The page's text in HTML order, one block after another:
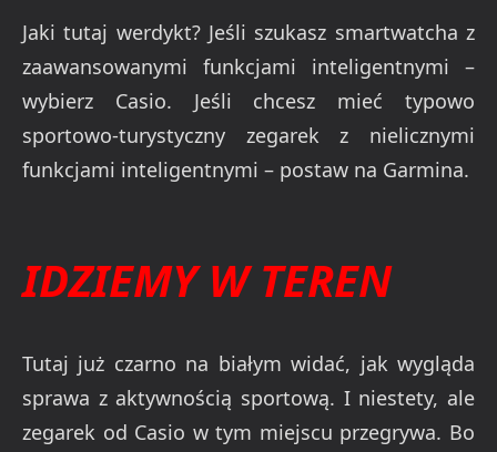
Jaki tutaj werdykt? Jeśli szukasz smartwatcha z
zaawansowanymi funkcjami inteligentnymi –
wybierz Casio. Jeśli chcesz mieć typowo
sportowo-turystyczny zegarek z nielicznymi
funkcjami inteligentnymi – postaw na Garmina.
IDZIEMY W TEREN
Tutaj już czarno na białym widać, jak wygląda
sprawa z aktywnością sportową. I niestety, ale
zegarek od Casio w tym miejscu przegrywa. Bo